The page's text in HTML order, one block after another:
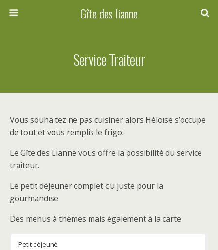
Gîte des lianne
Service Traiteur
Vous souhaitez ne pas cuisiner alors Héloïse s’occupe
de tout et vous remplis le frigo.
Le Gîte des Lianne vous offre la possibilité du service
traiteur.
Le petit déjeuner complet ou juste pour la
gourmandise
Des menus à thèmes mais également à la carte
Petit déjeuné